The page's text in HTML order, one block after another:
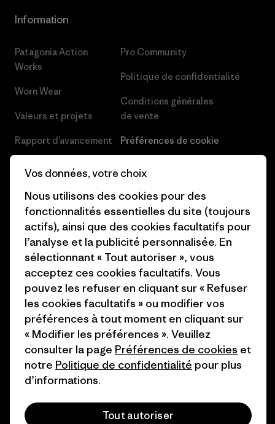
Information
Patagonia Action
Works
Worn Wear
Valeurs et projets
Rapport d’avancement
Objectifs climatiques
1% For The Planet
Comment nous
finançons
Cartes cadeaux
Nos magasins
Pro Community
Politique de confidentialité
Conditions générales
de vente
Préférences de cookie
Presse et media
Industry program
Programme d’affiliation
Patagonia Luxembourg Plan du
site
© 2026 Patagonia, Inc. All Rights Reserved.
Vos données, votre choix
Nous utilisons des cookies pour des
fonctionnalités essentielles du site (toujours
actifs), ainsi que des cookies facultatifs pour
l’analyse et la publicité personnalisée. En
sélectionnant « Tout autoriser », vous
acceptez ces cookies facultatifs. Vous
pouvez les refuser en cliquant sur « Refuser
les cookies facultatifs » ou modifier vos
préférences à tout moment en cliquant sur
« Modifier les préférences ». Veuillez
consulter la page Préférences de cookies et
notre Politique de confidentialité pour plus
d’informations.
Tout autoriser